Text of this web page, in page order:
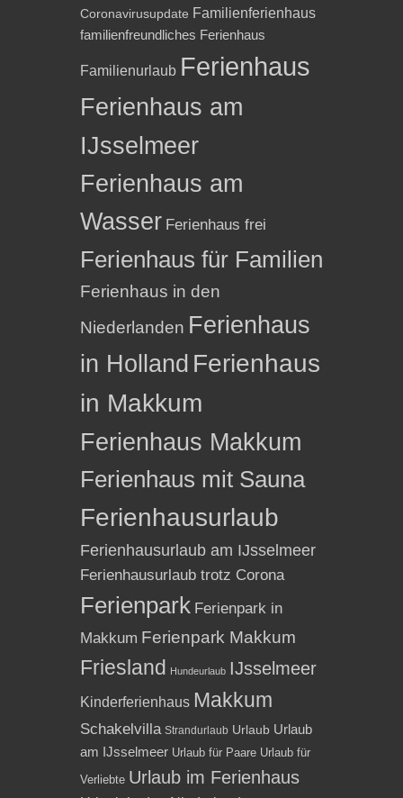
Coronavirusupdate Familienferienhaus
familienfreundliches Ferienhaus
Familienurlaub Ferienhaus
Ferienhaus am
IJsselmeer
Ferienhaus am
Wasser Ferienhaus frei
Ferienhaus für Familien
Ferienhaus in den
Niederlanden Ferienhaus
in Holland Ferienhaus
in Makkum
Ferienhaus Makkum
Ferienhaus mit Sauna
Ferienhausurlaub
Ferienhausurlaub am IJsselmeer
Ferienhausurlaub trotz Corona
Ferienpark Ferienpark in
Makkum Ferienpark Makkum
Friesland Hundeurlaub IJsselmeer
Kinderferienhaus Makkum
Schakelvilla Strandurlaub Urlaub Urlaub
am IJsselmeer Urlaub für Paare Urlaub für
Verliebte Urlaub im Ferienhaus